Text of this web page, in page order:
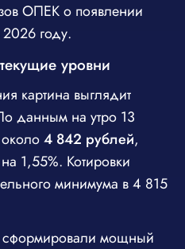
ОПЕК о появлении
году.
уровни
картина выглядит
данным на утро 13
4 842 рублей,
1,55%. Котировки
минимума в 4 815
сформировали мощный